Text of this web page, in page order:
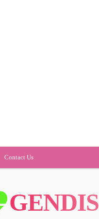
Contact Us
GENDIS